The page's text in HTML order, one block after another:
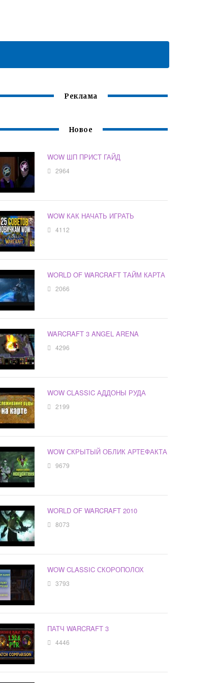
Реклама
Новое
WOW ШП ПРИСТ ГАЙД
2964
WOW КАК НАЧАТЬ ИГРАТЬ
4112
WORLD OF WARCRAFT ТАЙМ КАРТА
2066
WARCRAFT 3 ANGEL ARENA
4296
WOW CLASSIC АДДОНЫ РУДА
2199
WOW СКРЫТЫЙ ОБЛИК АРТЕФАКТА
9679
WORLD OF WARCRAFT 2010
8073
WOW CLASSIC СКОРОПОЛОХ
3793
ПАТЧ WARCRAFT 3
4446